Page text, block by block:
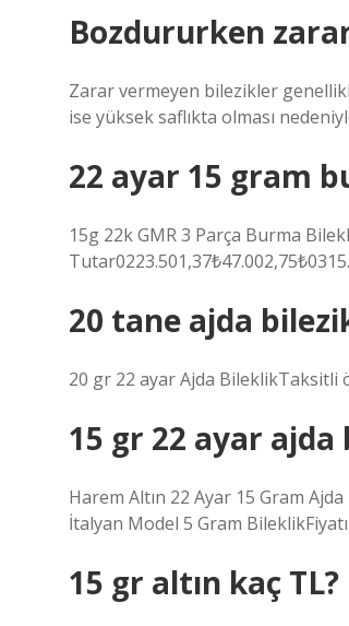
Bozdururken
Zarar vermeyen bilezikler
ise yüksek saflıkta olması
22 ayar 15 gram
15g 22k GMR 3 Parça Burma
20 tane ajda
20 gr 22 ayar Ajda BileklikTaksitli
15 gr 22 ayar
Harem Altın 22 Ayar 15 Gram
İtalyan Model 5 Gram
15 gr altın kaç TL?